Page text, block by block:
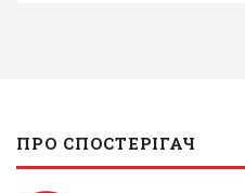
ПРО СПОСТЕРІГАЧ